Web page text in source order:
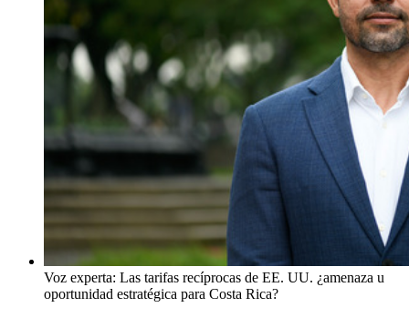
Voz experta: Las tarifas recíprocas de EE. UU. ¿amenaza u
oportunidad estratégica para Costa Rica?